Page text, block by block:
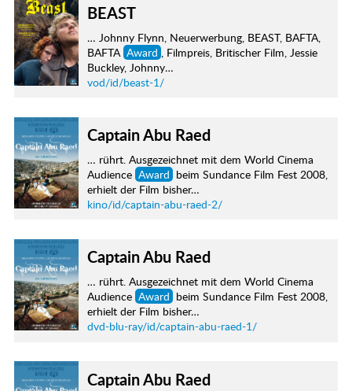
BEAST
… Johnny Flynn, Neuerwerbung, BEAST, BAFTA,
BAFTA Award , Filmpreis, Britischer Film, Jessie
Buckley, Johnny…
vod/id/beast-1/
Captain Abu Raed
… rührt. Ausgezeichnet mit dem World Cinema
Audience Award beim Sundance Film Fest 2008,
erhielt der Film bisher…
kino/id/captain-abu-raed-2/
Captain Abu Raed
… rührt. Ausgezeichnet mit dem World Cinema
Audience Award beim Sundance Film Fest 2008,
erhielt der Film bisher…
dvd-blu-ray/id/captain-abu-raed-1/
Captain Abu Raed